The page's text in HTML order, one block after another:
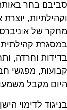
סביבם בחר
וקהילתיות,
במסגרת קהילתית
בדידות וחרדה,
קבועות, מפגשי
היום מקבל
בניגוד לדימוי